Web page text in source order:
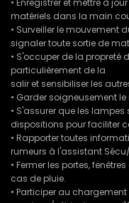
• Enregistrer et mettre à
matériels dans la main
• Surveiller le mouvement
signaler toute sortie de
• S'occuper de la propreté
particulièrement de la
salir et sensibiliser les
• Garder soigneusement
• S'assurer que les
dispositions pour faciliter
• Rapporter toutes
rumeurs à l'assistant
• Fermer les portes,
cas de pluie.
• Participer au